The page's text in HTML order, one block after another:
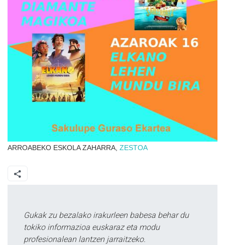
ARROABEKO ESKOLA ZAHARRA, ZESTOA
Gukak zu bezalako irakurleen babesa behar du
tokiko informazioa euskaraz eta modu
profesionalean lantzen jarraitzeko.